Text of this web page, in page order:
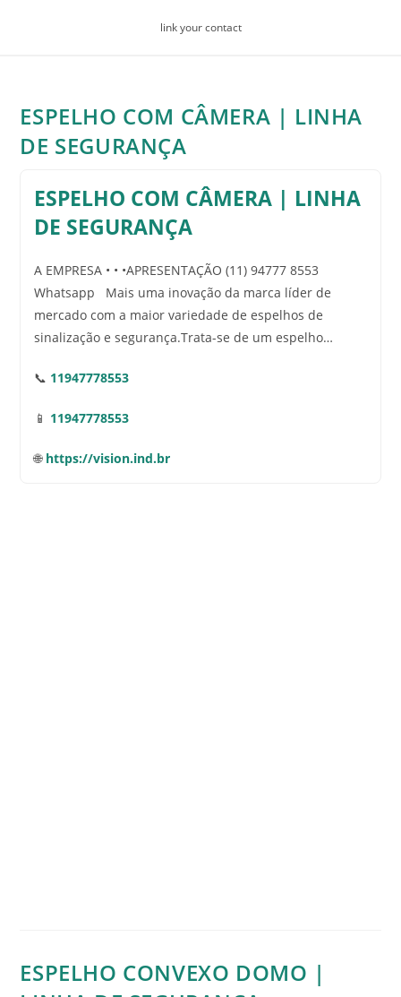
link your contact
ESPELHO COM CÂMERA | LINHA
DE SEGURANÇA
ESPELHO COM CÂMERA | LINHA
DE SEGURANÇA
A EMPRESA • • •APRESENTAÇÃO (11) 94777 8553
Whatsapp Mais uma inovação da marca líder de
mercado com a maior variedade de espelhos de
sinalização e segurança.Trata-se de um espelho…
📞 11947778553
📱 11947778553
🌐 https://vision.ind.br
ESPELHO CONVEXO DOMO |